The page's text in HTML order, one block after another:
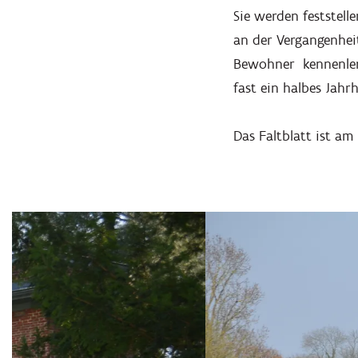
Sie werden
an der
Bewohner
fast ein halbes
Das Faltblatt ist am
Überspringen